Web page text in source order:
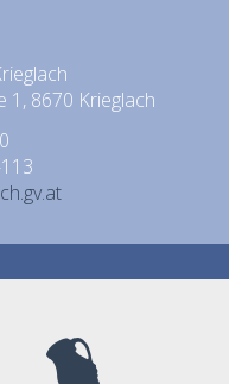
1, 8670 Krieglach